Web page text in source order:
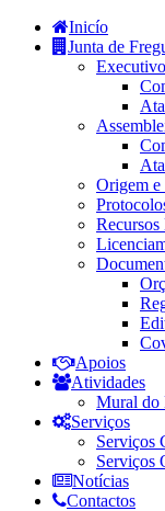
Inicío
Junta de
Executivo
Origem e
Apoios
Atividades
Mural do
Serviços
Serviços
Serviços
Notícias
Contactos